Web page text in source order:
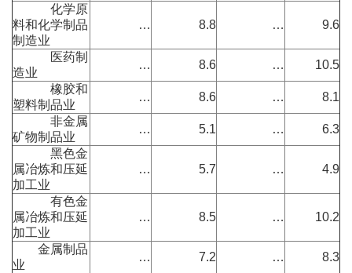
化学原
料和化学制品
制造业
… 8.8 … 9.6
医药制
造业
… 8.6 …
10.5
橡胶和
塑料制品业
… 8.6 …
8.1
非金属
矿物制品业
… 5.1 …
6.3
黑色金
属冶炼和压延
加工业
… 5.7 … 4.9
有色金
属冶炼和压延
加工业
… 8.5 … 10.2
金属制品
业
… 7.2 …
8.3